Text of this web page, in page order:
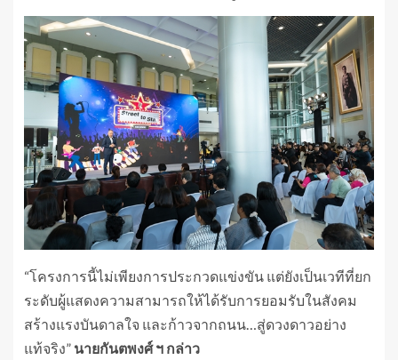
“โครงการนี้ไม่เพียงการประกวดแข่งขัน แต่ยังเป็นเวทีที่ยก
ระดับผู้แสดงความสามารถให้ได้รับการยอมรับในสังคม
สร้างแรงบันดาลใจ และก้าวจากถนน…สู่ดวงดาวอย่าง
แท้จริง” นายกันตพงศ์ ฯ กล่าว